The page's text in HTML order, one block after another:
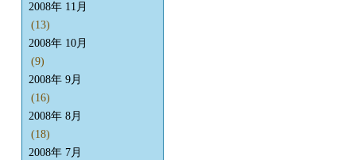
2008年 11月
(13)
2008年 10月
(9)
2008年 9月
(16)
2008年 8月
(18)
2008年 7月